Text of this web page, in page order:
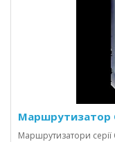
Маршрутизатор
Маршрутизатори